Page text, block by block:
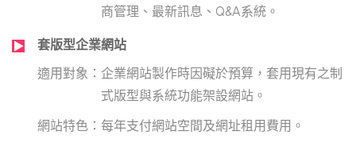
商管理、最新訊息、Q&A系統。
套版型企業網站
企業網站製作時因礙於預算，套用現有之制
式版型與系統功能架設網站。
每年支付網站空間及網址租用費用。